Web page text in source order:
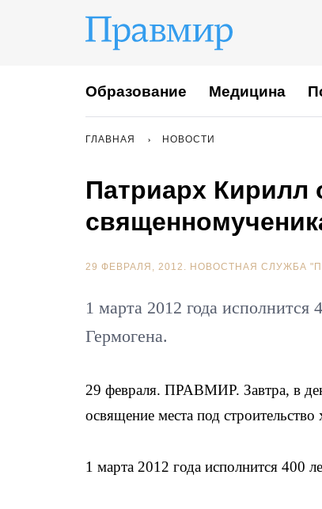
Образование Медицина
ГЛАВНАЯ НОВОСТИ
Патриарх Кирилл
29 ФЕВРАЛЯ, 2012. НОВОСТНАЯ СЛУЖБА
1 марта 2012 года
Гермогена.
29 февраля. ПРАВМИР. Завтра, в
освящение места под
1 марта 2012 года исполнится 400